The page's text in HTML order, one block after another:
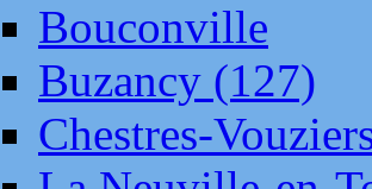
Bouconville
Buzancy (127)
Chestres-